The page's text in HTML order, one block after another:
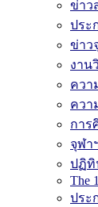
ข่าว
ประ
ข่าว
งาน
ควา
ควา
การ
จุฬา
ปฏิทิ
The
ประ